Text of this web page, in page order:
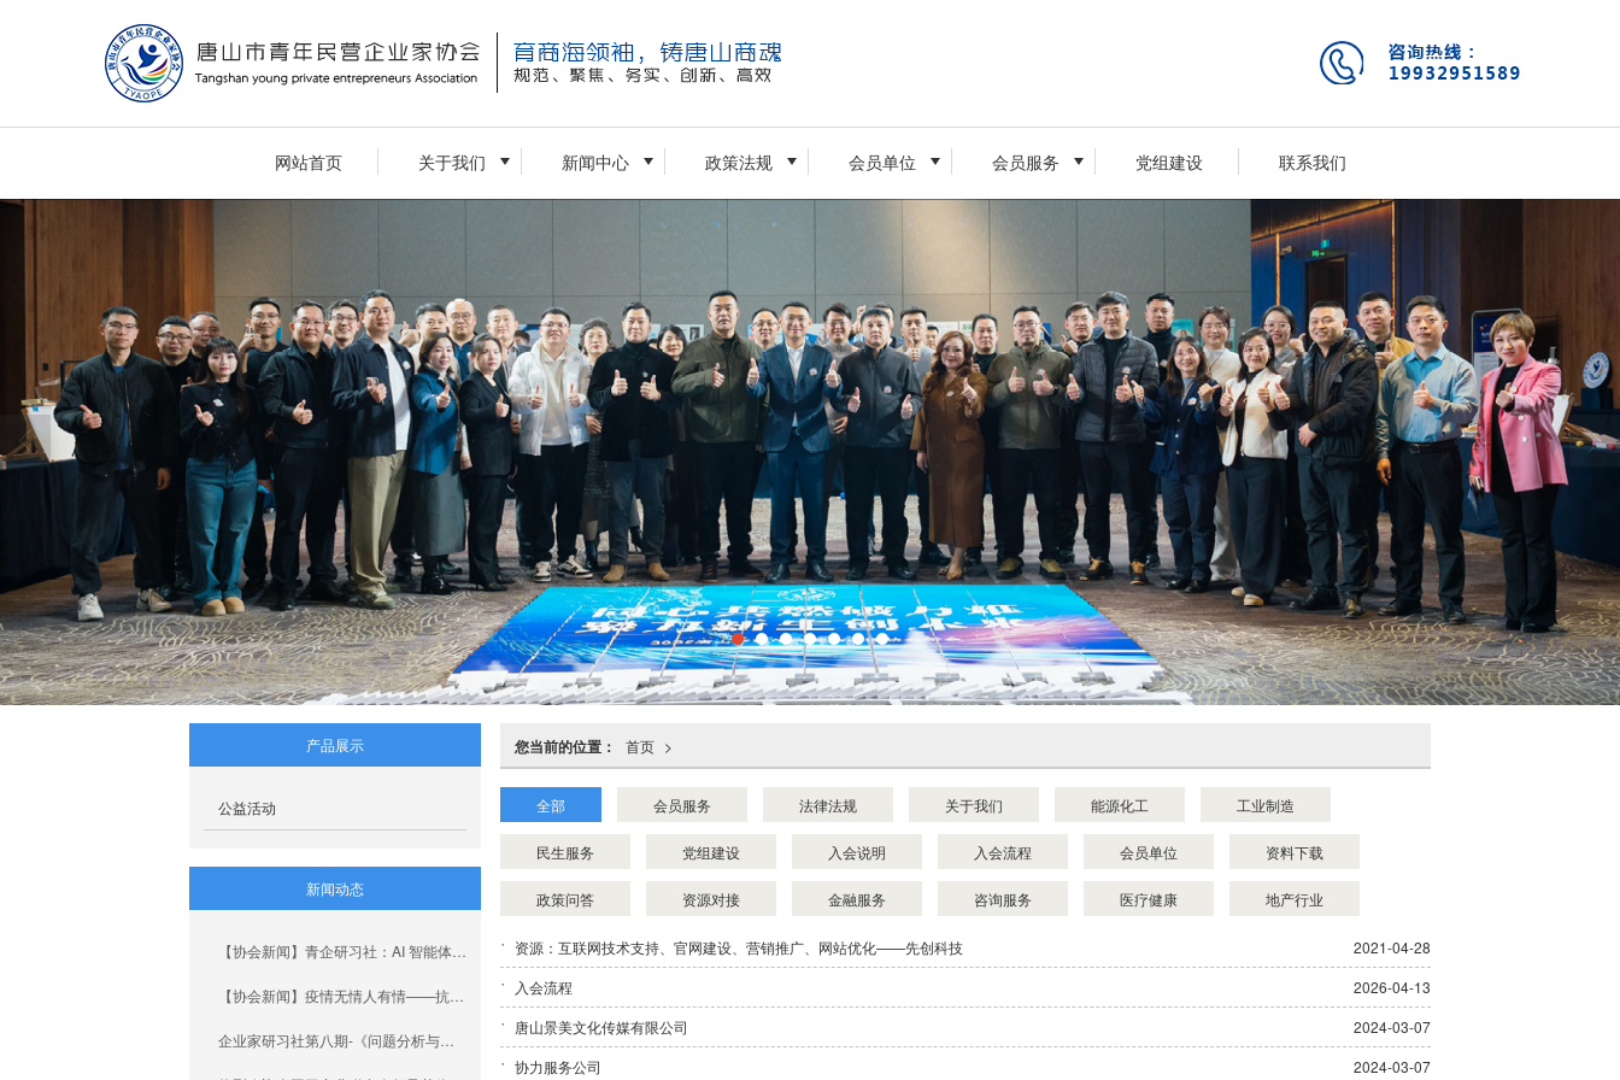
网站首页 关于我们 新闻中心 政策法规 会员单位 会员服务 党组建设 联系我们
您当前的位置： 首页 >
全部 会员服务 法律法规 关于我们 能源化工 工业制造
民生服务 党组建设 入会说明 入会流程 会员单位 资料下载
政策问答 资源对接 金融服务 咨询服务 医疗健康 地产行业
2021-04-28
资源：互联网技术支持、官网建设、营销推广、网站优化——先创科技
2026-04-13
入会流程
2024-03-07
唐山景美文化传媒有限公司
2024-03-07
协力服务公司
产品展示
公益活动
新闻动态
【协会新闻】青企研习社：AI 智能体搭建实训营圆满结束！
【协会新闻】疫情无情人有情——抗击疫情青企协人在行动！
企业家研习社第八期-《问题分析与解决》沙盘课程圆满结束！​